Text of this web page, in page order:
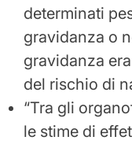
determinati
gravidanza o
gravidanza
del rischio di
“Tra gli
le stime di